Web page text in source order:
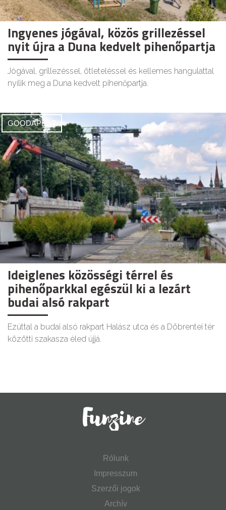
Ingyenes jógával, közös grillezéssel
nyit újra a Duna kedvelt pihenőpartja
Jógával, grillezéssel, ötleteléssel és kellemes hangulattal
nyílik meg a Duna kedvelt pihenőpartja.
GOODAPEST
Ideiglenes közösségi térrel és
pihenőparkkal egészül ki a lezárt
budai alsó rakpart
Ezúttal a budai alsó rakpart Halász utca és a Döbrentei tér
közötti szakasza éled újjá.
Rólunk
Impresszum
Szerzői jogok
Archív